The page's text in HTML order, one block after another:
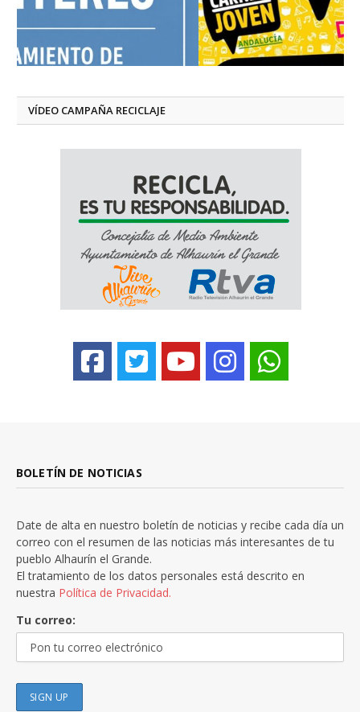
VÍDEO CAMPAÑA RECICLAJE
BOLETÍN DE NOTICIAS
Date de alta en nuestro boletín de noticias y recibe cada día un
correo con el resumen de las noticias más interesantes de tu
pueblo Alhaurín el Grande.
El tratamiento de los datos personales está descrito en
nuestra Política de Privacidad.
Tu correo: